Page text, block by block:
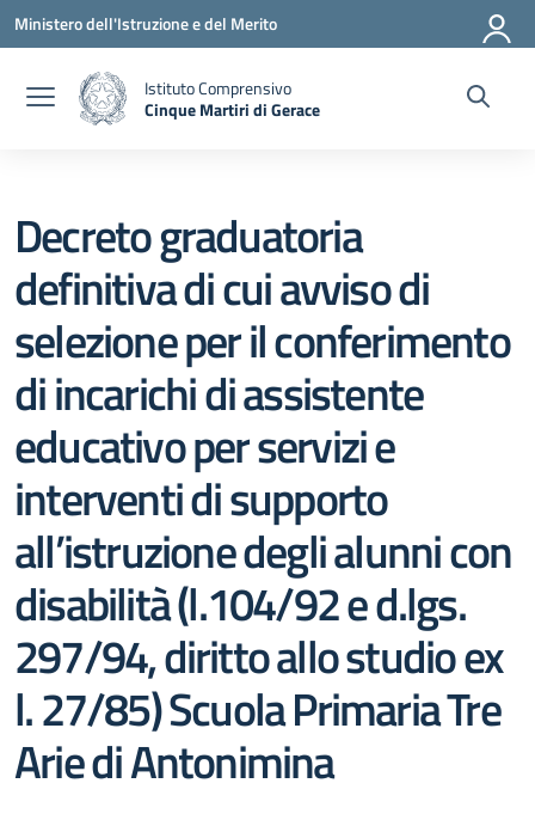
Vai ai contenuti
Vai al menu di navigazione
Vai al footer
Ministero dell'Istruzione e del Merito
Istituto Comprensivo
Cinque Martiri di Gerace
Decreto graduatoria
definitiva di cui avviso di
selezione per il conferimento
di incarichi di assistente
educativo per servizi e
interventi di supporto
all’istruzione degli alunni con
disabilità (l.104/92 e d.lgs.
297/94, diritto allo studio ex
l. 27/85) Scuola Primaria Tre
Arie di Antonimina